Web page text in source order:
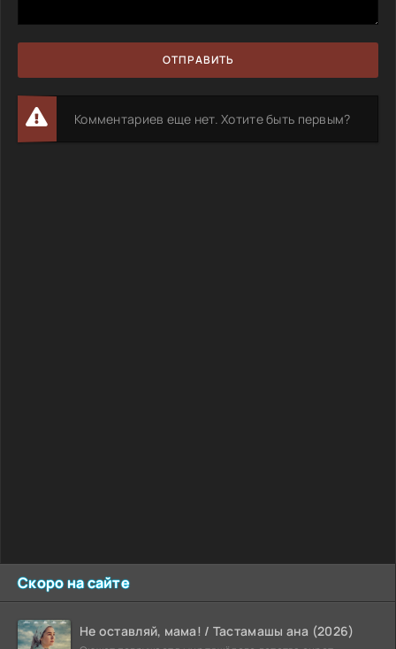
Скоро на сайте
Не оставляй, мама! / Тастамашы ана (2026)
ОТПРАВИТЬ
Комментариев еще нет. Хотите быть первым?